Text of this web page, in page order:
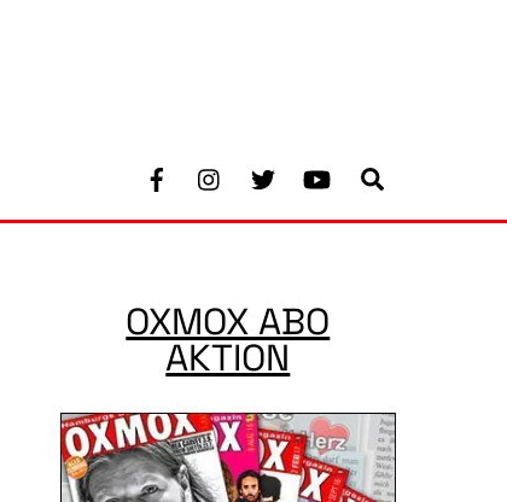
Facebook Youtube
OXMOX ABO
AKTION